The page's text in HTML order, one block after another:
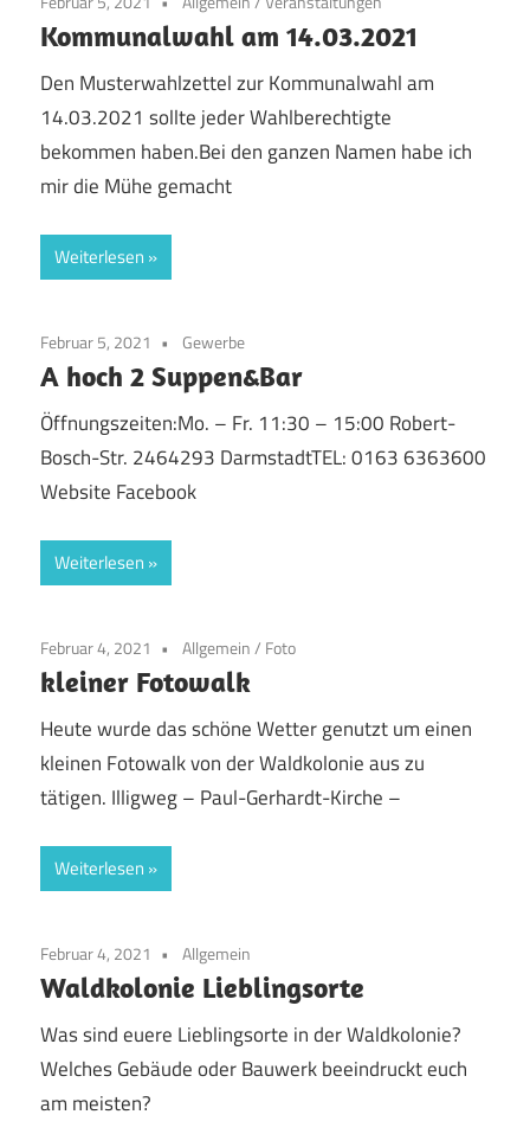
Kommunalwahl am 14.03.2021
Den Musterwahlzettel zur Kommunalwahl am
14.03.2021 sollte jeder Wahlberechtigte
bekommen haben.Bei den ganzen Namen habe ich
mir die Mühe gemacht
Weiterlesen
Februar 5, 2021 Gewerbe
A hoch 2 Suppen&Bar
Öffnungszeiten:Mo. – Fr. 11:30 – 15:00 Robert-
Bosch-Str. 2464293 DarmstadtTEL: 0163 6363600
Website Facebook
Weiterlesen
Februar 4, 2021 Allgemein/ Foto
kleiner Fotowalk
Heute wurde das schöne Wetter genutzt um einen
kleinen Fotowalk von der Waldkolonie aus zu
tätigen. Illigweg – Paul-Gerhardt-Kirche –
Weiterlesen
Februar 4, 2021 Allgemein
Waldkolonie Lieblingsorte
Was sind euere Lieblingsorte in der Waldkolonie?
Welches Gebäude oder Bauwerk beeindruckt euch
am meisten?